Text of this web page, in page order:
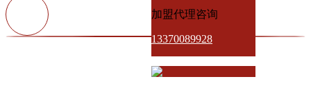
加盟代理咨询
13370089928